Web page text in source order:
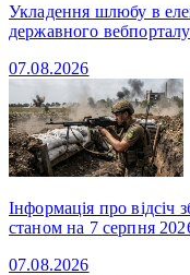
Укладення шлюбу в
державного
07.08.2026
Інформація про відсіч
станом на 7 серпня
07.08.2026